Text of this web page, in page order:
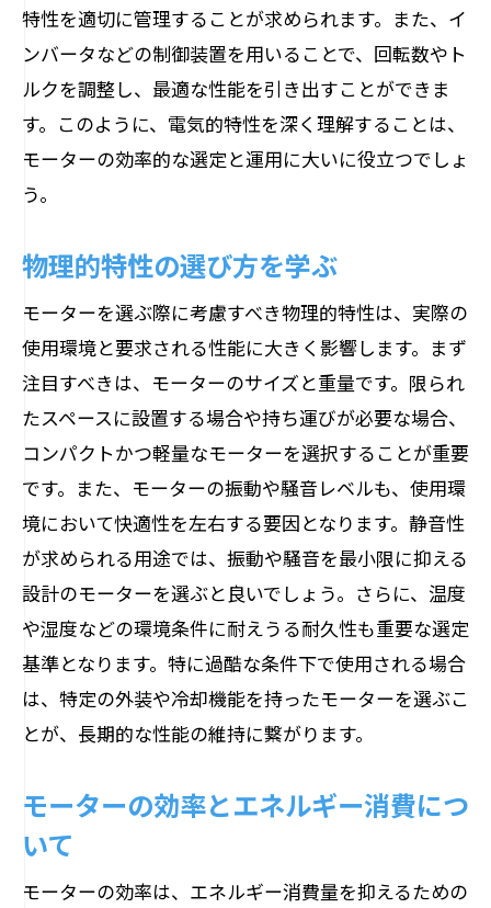
選定後のテストとフィードバックの重要
性
用途に合ったモーターの選定でプロジェクト
を成功に導く
プロジェクトの要件に基づくモーター選
モーター選定がプロジェクトに与える影
響
カスタマイズ可能なモーター選びのポイ
ント
プロジェクト成功の鍵となる選定基準
モーター選びでプロジェクトの競争力を
高める
選択肢が多すぎる！モーター選びで迷わない
ためのガイド
選択肢を効率的に絞り込む方法
情報過多に惑わされないためのコツ
専門家の意見を活用した選び方
モーター選びを簡単にするテクニック
選び方に迷ったときのチェックリスト
モーターの特性を活かしたベストな選び方と
は
特性を適切に管理することが求められます。また、イ
ンバータなどの制御装置を用いることで、回転数やト
ルクを調整し、最適な性能を引き出すことができま
す。このように、電気的特性を深く理解することは、
モーターの効率的な選定と運用に大いに役立つでしょ
う。
物理的特性の選び方を学ぶ
モーターを選ぶ際に考慮すべき物理的特性は、実際の
使用環境と要求される性能に大きく影響します。まず
注目すべきは、モーターのサイズと重量です。限られ
たスペースに設置する場合や持ち運びが必要な場合、
コンパクトかつ軽量なモーターを選択することが重要
です。また、モーターの振動や騒音レベルも、使用環
境において快適性を左右する要因となります。静音性
が求められる用途では、振動や騒音を最小限に抑える
設計のモーターを選ぶと良いでしょう。さらに、温度
や湿度などの環境条件に耐えうる耐久性も重要な選定
基準となります。特に過酷な条件下で使用される場合
は、特定の外装や冷却機能を持ったモーターを選ぶこ
とが、長期的な性能の維持に繋がります。
モーターの効率とエネルギー消費につ
いて
モーターの効率は、エネルギー消費量を抑えるための